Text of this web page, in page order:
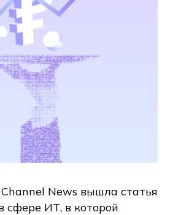
News вышла статья
сфере ИТ, в которой